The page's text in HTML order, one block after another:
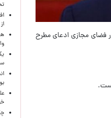
فضای مجازی ادعای مطرح
از